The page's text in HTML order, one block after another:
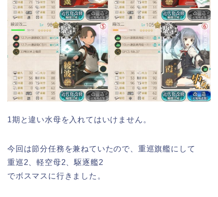
1期と違い水母を入れてはいけません。
今回は節分任務を兼ねていたので、重巡旗艦にして
重巡2、軽空母2、駆逐艦2
でボスマスに行きました。